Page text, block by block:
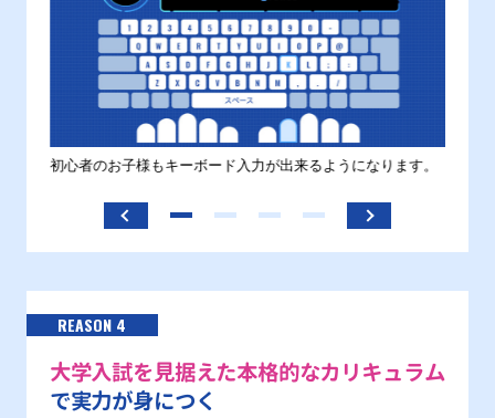
初心者のお子様もキーボード入力が出来るようになります。
REASON 4
大学入試を見据えた本格的なカリキュラム
で実力が身につく